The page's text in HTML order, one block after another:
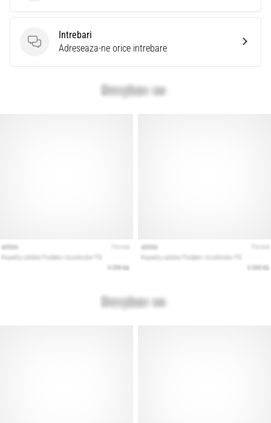
Intrebari
Intrebari
Adreseaza-ne orice intrebare